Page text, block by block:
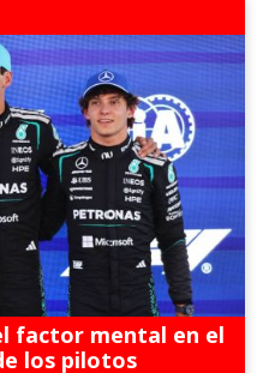
factor mental en el
los pilotos